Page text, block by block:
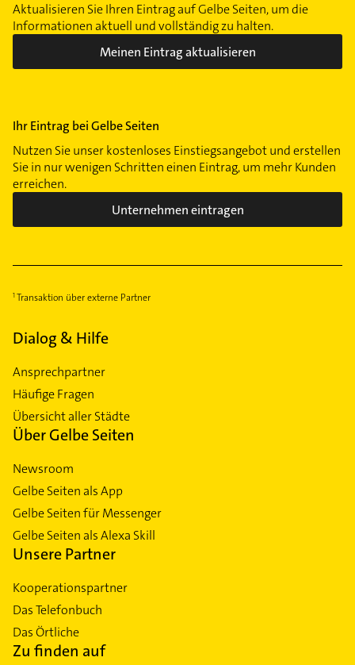
Aktualisieren Sie Ihren Eintrag auf Gelbe Seiten, um die
Informationen aktuell und vollständig zu halten.
Meinen Eintrag aktualisieren
Ihr Eintrag bei Gelbe Seiten
Nutzen Sie unser kostenloses Einstiegsangebot und erstellen
Sie in nur wenigen Schritten einen Eintrag, um mehr Kunden
erreichen.
Unternehmen eintragen
Transaktion über externe Partner
Dialog & Hilfe
Ansprechpartner
Häufige Fragen
Übersicht aller Städte
Über Gelbe Seiten
Newsroom
Gelbe Seiten als App
Gelbe Seiten für Messenger
Gelbe Seiten als Alexa Skill
Unsere Partner
Kooperationspartner
Das Telefonbuch
Das Örtliche
Zu finden auf